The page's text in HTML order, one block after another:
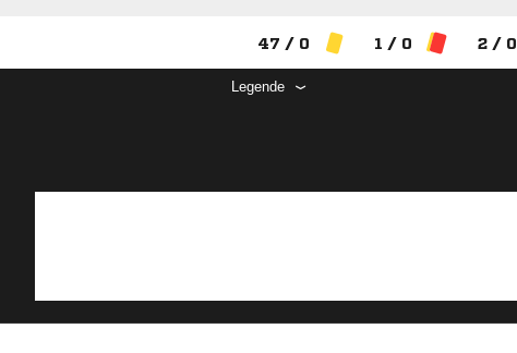
47 / 0 1 / 0 2 / 0
Legende